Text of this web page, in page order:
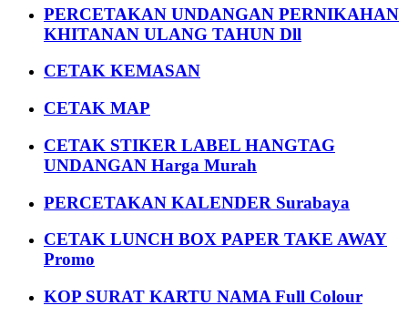
PERCETAKAN UNDANGAN PERNIKAHAN
KHITANAN ULANG TAHUN Dll
CETAK KEMASAN
CETAK MAP
CETAK STIKER LABEL HANGTAG
UNDANGAN Harga Murah
PERCETAKAN KALENDER Surabaya
CETAK LUNCH BOX PAPER TAKE AWAY
Promo
KOP SURAT KARTU NAMA Full Colour